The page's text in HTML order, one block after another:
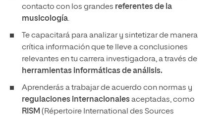
contacto con los grandes referentes de la
musicología.
Te capacitará para analizar y sintetizar de manera
crítica información que te lleve a conclusiones
relevantes en tu carrera investigadora, a través de
herramientas informáticas de análisis.
Aprenderás a trabajar de acuerdo con normas y
regulaciones internacionalesaceptadas, como
RISM (Répertoire International des Sources